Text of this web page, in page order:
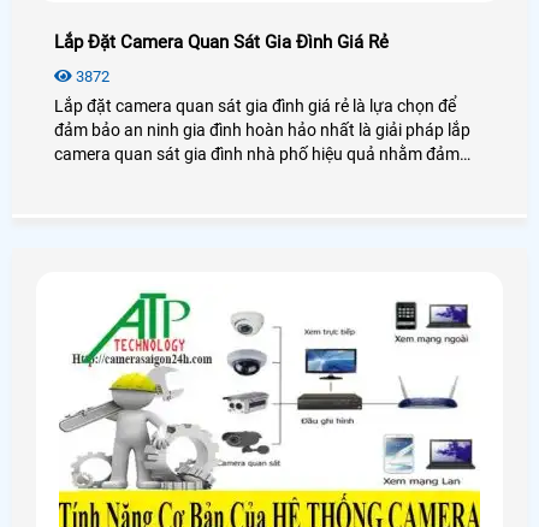
Lắp Đặt Camera Quan Sát Gia Đình Giá Rẻ
3872
Lắp đặt camera quan sát gia đình giá rẻ là lựa chọn để
đảm bảo an ninh gia đình hoàn hảo nhất là giải pháp lắp
camera quan sát gia đình nhà phố hiệu quả nhằm đảm